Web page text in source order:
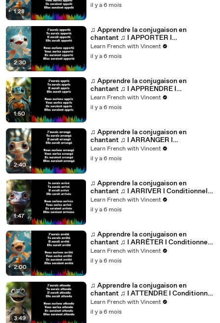
1:28
il y a 6 mois
2:30
♫ Apprendre la conjugaison en
chantant ♫ I APPORTER I
Conditionnel Passé_
Learn French with Vincent
il y a 6 mois
1:50
♫ Apprendre la conjugaison en
chantant ♫ I APPRENDRE I
Conditionnel Passé_
Learn French with Vincent
il y a 6 mois
2:40
♫ Apprendre la conjugaison en
chantant ♫ I ARRANGER I
Conditionnel Passé_
Learn French with Vincent
il y a 6 mois
1:47
♫ Apprendre la conjugaison en
chantant ♫ I ARRIVER I Conditionnel
Passé_
Learn French with Vincent
il y a 6 mois
2:00
♫ Apprendre la conjugaison en
chantant ♫ I ARRÊTER I Conditionnel
Passé_
Learn French with Vincent
il y a 6 mois
3:49
♫ Apprendre la conjugaison en
chantant ♫ I ATTENDRE I Conditionnel
Passé_
Learn French with Vincent
il y a 6 mois